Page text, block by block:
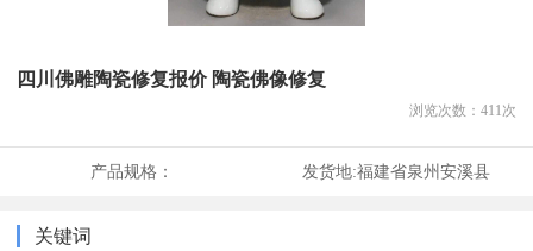
四川佛雕陶瓷修复报价 陶瓷佛像修复
浏览次数： 411 次
产品规格： 发货地:福建省泉州安溪县
关键词